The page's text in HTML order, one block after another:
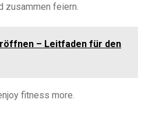
zusammen feiern.
– Leitfaden für den
fitness more.